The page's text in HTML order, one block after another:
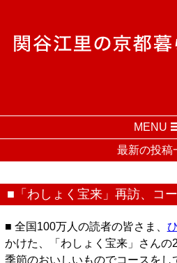
MENU
最新の投稿
■「わしょく宝来」再訪、コ
■ 全国100万人の読者の皆さま、
かけた、「わしょく宝来」さんの2
季節のおいしいものでコースをし